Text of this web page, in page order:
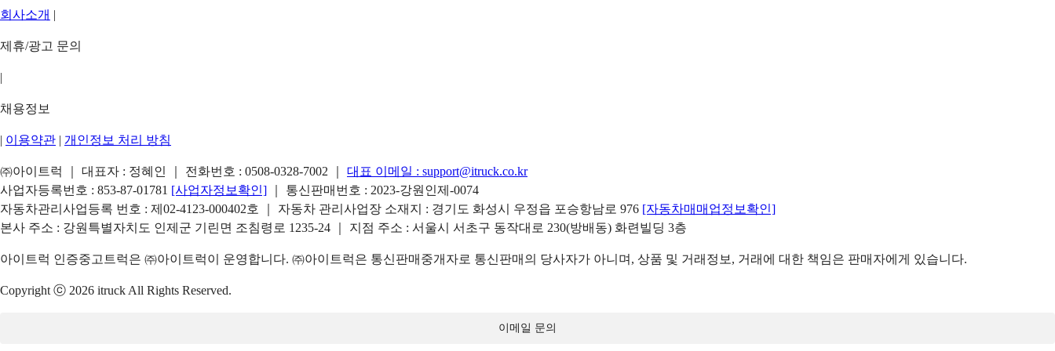
회사소개 |
제휴/광고 문의
|
채용정보
| 이용약관 | 개인정보 처리 방침
㈜아이트럭 ｜ 대표자 : 정혜인 ｜ 전화번호 : 0508-0328-7002 대표 이메일 : support@itruck.co.kr
사업자등록번호 : 853-87-01781 [사업자정보확인]
｜ 통신판매번호 : 2023-강원인제-0074
자동차관리사업등록 번호 : 제02-4123-000402호 ｜ 자동차 관리사업장 소재지 : 경기도 화성시 우정읍 포승항남로 976 [자동차매매업정보확인]
본사 주소 : 강원특별자치도 인제군 기린면 조침령로 1235-24 ｜ 지점 주소 : 서울시 서초구 동작대로 230(방배동) 화련빌딩 3층
아이트럭 인증중고트럭은 ㈜아이트럭이 운영합니다. ㈜아이트럭은 통신판매중개자로 통신판매의 당사자가 아니며, 상품 및 거래정보, 거래에 대한 책임은 판매자에게 있습니다.
Copyright ⓒ 2026 itruck All Rights Reserved.
이메일 문의